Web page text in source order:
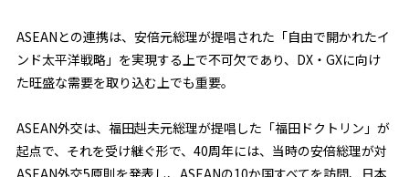
ASEANとの連携は、安倍元総理が提唱された「自由で開かれたイ
ンド太平洋戦略」を実現する上で不可欠であり、DX・GXに向け
た旺盛な需要を取り込む上でも重要。
ASEAN外交は、福田赳夫元総理が提唱した「福田ドクトリン」が
起点で、それを受け継ぐ形で、40周年には、当時の安倍総理が対
ASEAN外交5原則を発表し、ASEANの10か国すべてを訪問、日本